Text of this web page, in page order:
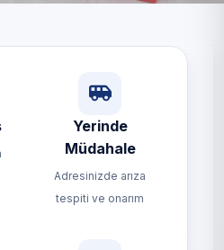
Yerinde
Müdahale
Adresinizde arıza
tespiti ve onarım